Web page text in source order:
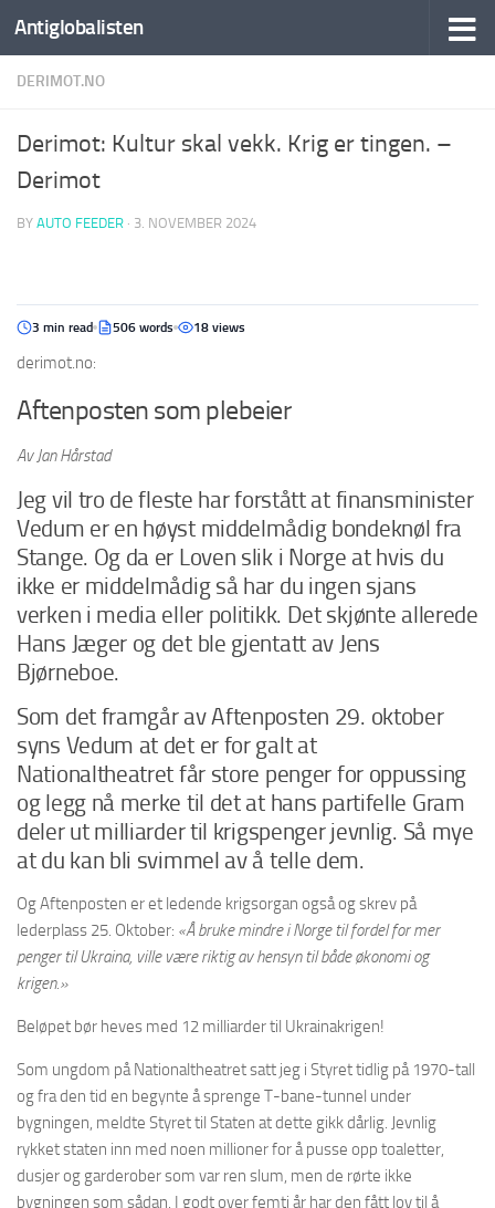
Antiglobalisten
DERIMOT.NO
Derimot: Kultur skal vekk. Krig er tingen. –
Derimot
BY AUTO FEEDER · 3. NOVEMBER 2024
3 min read 506 words 18 views
derimot.no:
Aftenposten som plebeier
Av Jan Hårstad
Jeg vil tro de fleste har forstått at finansminister
Vedum er en høyst middelmådig bondeknøl fra
Stange. Og da er Loven slik i Norge at hvis du
ikke er middelmådig så har du ingen sjans
verken i media eller politikk. Det skjønte allerede
Hans Jæger og det ble gjentatt av Jens
Bjørneboe.
Som det framgår av Aftenposten 29. oktober
syns Vedum at det er for galt at
Nationaltheatret får store penger for oppussing
og legg nå merke til det at hans partifelle Gram
deler ut milliarder til krigspenger jevnlig. Så mye
at du kan bli svimmel av å telle dem.
Og Aftenposten er et ledende krigsorgan også og skrev på
lederplass 25. Oktober: «Å bruke mindre i Norge til fordel for mer
penger til Ukraina, ville være riktig av hensyn til både økonomi og
krigen.»
Beløpet bør heves med 12 milliarder til Ukrainakrigen!
Som ungdom på Nationaltheatret satt jeg i Styret tidlig på 1970-tall
og fra den tid en begynte å sprenge T-bane-tunnel under
bygningen, meldte Styret til Staten at dette gikk dårlig. Jevnlig
rykket staten inn med noen millioner for å pusse opp toaletter,
dusjer og garderober som var ren slum, men de rørte ikke
bygningen som sådan. I godt over femti år har den fått lov til å